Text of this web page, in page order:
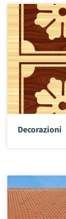
Decorazioni